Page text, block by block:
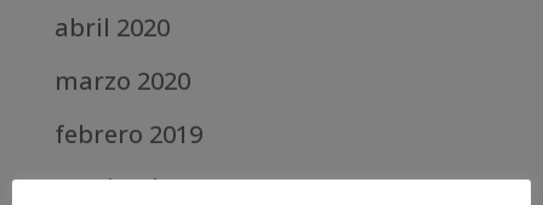
abril 2020
marzo 2020
febrero 2019
septiembre 2018